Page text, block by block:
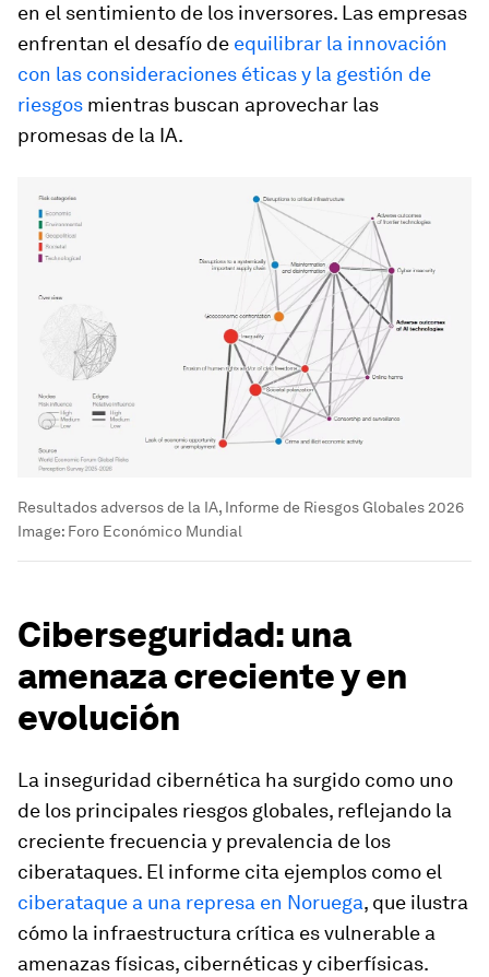
en el sentimiento de los inversores. Las empresas
enfrentan el desafío de equilibrar la innovación
con las consideraciones éticas y la gestión de
riesgos mientras buscan aprovechar las
promesas de la IA.
Resultados adversos de la IA, Informe de Riesgos Globales 2026
Image: Foro Económico Mundial
Ciberseguridad: una
amenaza creciente y en
evolución
La inseguridad cibernética ha surgido como uno
de los principales riesgos globales, reflejando la
creciente frecuencia y prevalencia de los
ciberataques. El informe cita ejemplos como el
ciberataque a una represa en Noruega, que ilustra
cómo la infraestructura crítica es vulnerable a
amenazas físicas, cibernéticas y ciberfísicas.